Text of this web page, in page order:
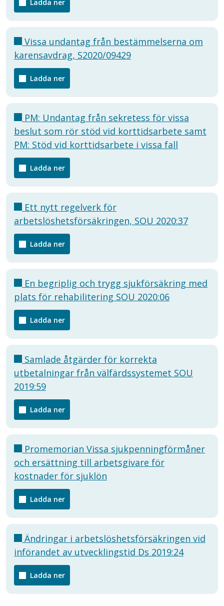
Ladda ner
Vissa undantag från bestämmelserna om
karensavdrag, S2020/09429
Ladda ner
PM: Undantag från sekretess för vissa
beslut som rör stöd vid korttidsarbete samt
PM: Stöd vid korttidsarbete i vissa fall
Ladda ner
Ett nytt regelverk för
arbetslöshetsförsäkringen, SOU 2020:37
Ladda ner
En begriplig och trygg sjukförsäkring med
plats för rehabilitering SOU 2020:06
Ladda ner
Samlade åtgärder för korrekta
utbetalningar från välfärdssystemet SOU
2019:59
Ladda ner
Promemorian Vissa sjukpenningförmåner
och ersättning till arbetsgivare för
kostnader för sjuklön
Ladda ner
Ändringar i arbetslöshetsförsäkringen vid
införandet av utvecklingstid Ds 2019:24
Ladda ner